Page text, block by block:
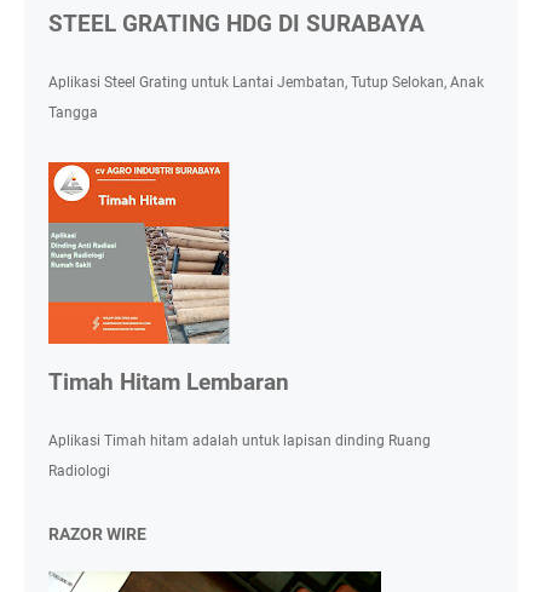
STEEL GRATING HDG DI SURABAYA
Aplikasi Steel Grating untuk Lantai Jembatan, Tutup Selokan, Anak
Tangga
Timah Hitam Lembaran
Aplikasi Timah hitam adalah untuk lapisan dinding Ruang
Radiologi
RAZOR WIRE